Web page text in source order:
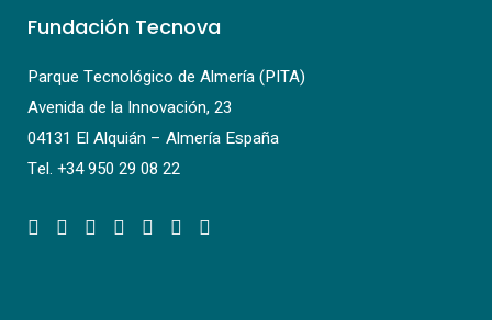
Fundación Tecnova
Parque Tecnológico de Almería (PITA)
Avenida de la Innovación, 23
04131 El Alquián – Almería España
Tel. +34 950 29 08 22